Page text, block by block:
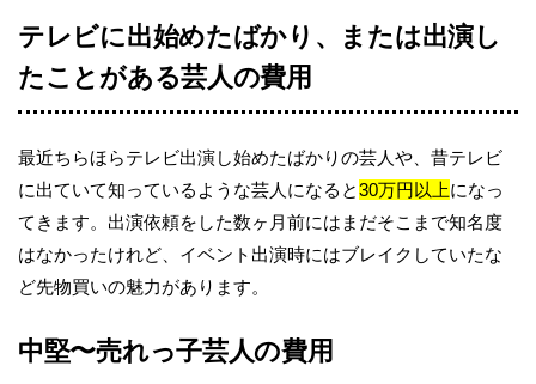
テレビに出始めたばかり、または出演し
たことがある芸人の費用
最近ちらほらテレビ出演し始めたばかりの芸人や、昔テレビ
に出ていて知っているような芸人になると30万円以上になっ
てきます。出演依頼をした数ヶ月前にはまだそこまで知名度
はなかったけれど、イベント出演時にはブレイクしていたな
ど先物買いの魅力があります。
中堅〜売れっ子芸人の費用